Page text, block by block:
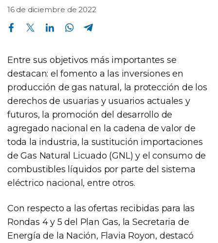
16 de diciembre de 2022
Compartir en Facebook Compartir en Twitter Compartir en Linkedin Compartir en Whatsapp
Entre sus objetivos más importantes se
destacan: el fomento a las inversiones en
producción de gas natural, la protección de los
derechos de usuarias y usuarios actuales y
futuros, la promoción del desarrollo de
agregado nacional en la cadena de valor de
toda la industria, la sustitución importaciones
de Gas Natural Licuado (GNL) y el consumo de
combustibles líquidos por parte del sistema
eléctrico nacional, entre otros.
Con respecto a las ofertas recibidas para las
Rondas 4 y 5 del Plan Gas, la Secretaria de
Energía de la Nación, Flavia Royon, destacó